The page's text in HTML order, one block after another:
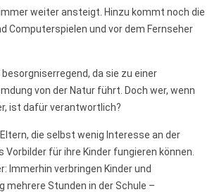
weiter ansteigt. Hinzu kommt noch die
Computerspielen und vor dem Fernseher
da sie zu einer
von der Natur führt. Doch wer, wenn
ist dafür verantwortlich?
die selbst wenig Interesse an der
Vorbilder für ihre Kinder fungieren können.
Immerhin verbringen Kinder und
mehrere Stunden in der Schule –